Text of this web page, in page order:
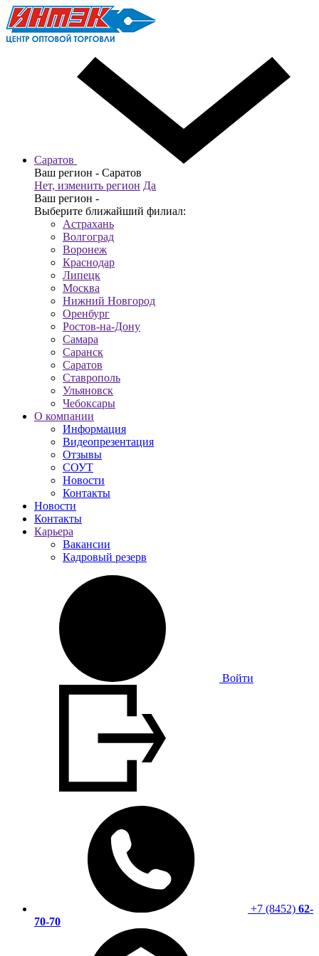
Саратов
Ваш регион - Саратов
Нет, изменить регион Да
Ваш регион -
Выберите ближайший филиал:
Астрахань
Волгоград
Воронеж
Краснодар
Липецк
Москва
Нижний Новгород
Оренбург
Ростов-на-Дону
Самара
Саранск
Саратов
Ставрополь
Ульяновск
Чебоксары
О компании
Информация
Видеопрезентация
Отзывы
СОУТ
Новости
Контакты
Новости
Контакты
Карьера
Вакансии
Кадровый резерв
Войти
+7 (8452) 62-
70-70